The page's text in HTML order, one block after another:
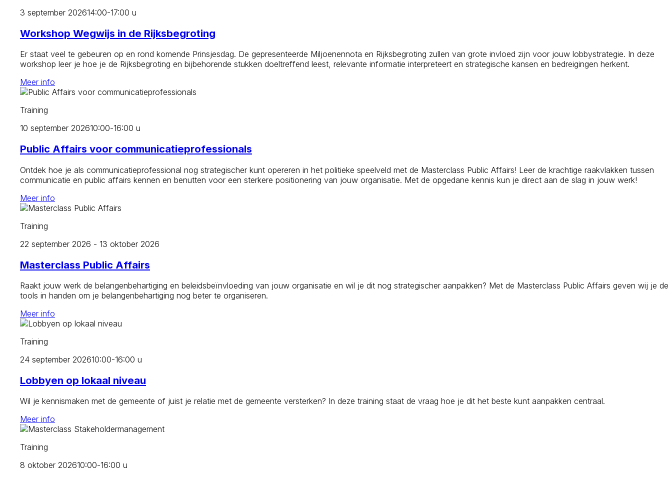
3 september 202614:00-17:00 u
Workshop Wegwijs in de Rijksbegroting
Er staat veel te gebeuren op en rond komende Prinsjesdag. De gepresenteerde Miljoenennota en Rijksbegroting zullen van grote invloed zijn voor jouw lobbystrategie. In deze
workshop leer je hoe je de Rijksbegroting en bijbehorende stukken doeltreffend leest, relevante informatie interpreteert en strategische kansen en bedreigingen herkent.
Meer info
Training
10 september 202610:00-16:00 u
Public Affairs voor communicatieprofessionals
Ontdek hoe je als communicatieprofessional nog strategischer kunt opereren in het politieke speelveld met de Masterclass Public Affairs! Leer de krachtige raakvlakken tussen
communicatie en public affairs kennen en benutten voor een sterkere positionering van jouw organisatie. Met de opgedane kennis kun je direct aan de slag in jouw werk!
Meer info
Training
22 september 2026 - 13 oktober 2026
Masterclass Public Affairs
Raakt jouw werk de belangenbehartiging en beleidsbeïnvloeding van jouw organisatie en wil je dit nog strategischer aanpakken? Met de Masterclass Public Affairs geven wij je de
tools in handen om je belangenbehartiging nog beter te organiseren.
Meer info
Training
24 september 202610:00-16:00 u
Lobbyen op lokaal niveau
Wil je kennismaken met de gemeente of juist je relatie met de gemeente versterken? In deze training staat de vraag hoe je dit het beste kunt aanpakken centraal.
Meer info
Training
8 oktober 202610:00-16:00 u